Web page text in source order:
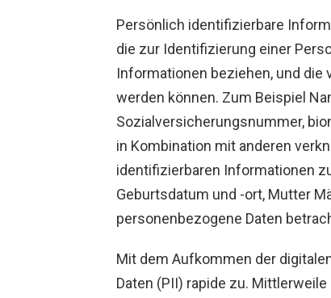
Persönlich identifizierbare
die zur Identifizierung einer
Informationen beziehen, und
werden können. Zum Beispiel
Sozialversicherungsnummer,
in Kombination mit anderen
identifizierbaren Informationen
Geburtsdatum und -ort, Mutter
personenbezogene Daten
Mit dem Aufkommen der
Daten (PII) rapide zu.